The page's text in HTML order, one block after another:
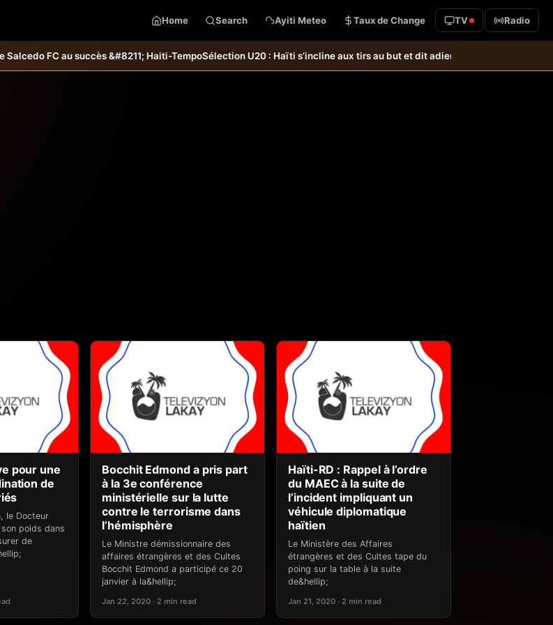
Home Search Ayiti Meteo Taux de Change TV Radio
FC au succès &#8211; Haiti-TempoSélection U20 : Haïti s’incline aux tirs au but et dit adieu à la Coupe du monde
pour une
de
le Docteur
poids dans
de
Bocchit Edmond a pris part
à la 3e conférence
ministérielle sur la lutte
contre le terrorisme dans
l’hémisphère
Le Ministre démissionnaire des
affaires étrangères et des Cultes
Bocchit Edmond a participé ce 20
janvier à la&hellip;
Jan 22, 2020 · 2 min read
Haïti-RD : Rappel à l’ordre
du MAEC à la suite de
l’incident impliquant un
véhicule diplomatique
haïtien
Le Ministère des Affaires
étrangères et des Cultes tape du
poing sur la table à la suite
de&hellip;
Jan 21, 2020 · 2 min read